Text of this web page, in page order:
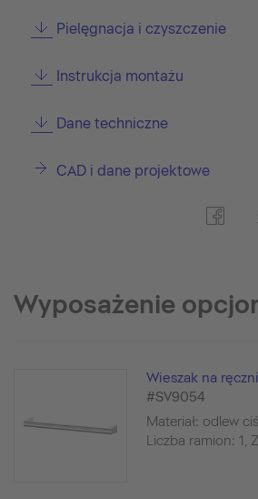
Pielęgnacja i czyszczenie
Instrukcja montażu
Dane techniczne
CAD i dane projektowe
Wyposażenie
Wieszak na
#SV9054
Materiał: odlew
Liczba ramion: 1,